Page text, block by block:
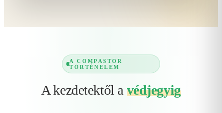
A COMPASTOR
TÖRTÉNELEM
A kezdetektől a védjegyig